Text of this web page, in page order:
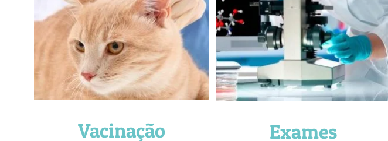
Vacinação Exames